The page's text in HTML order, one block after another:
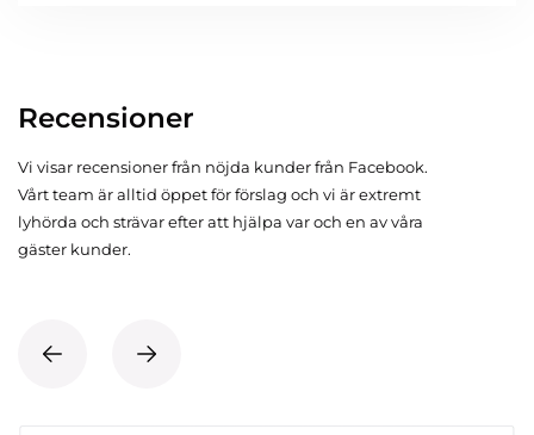
Recensioner
Vi visar recensioner från nöjda kunder från Facebook.
Vårt team är alltid öppet för förslag och vi är extremt
lyhörda och strävar efter att hjälpa var och en av våra
gäster kunder.